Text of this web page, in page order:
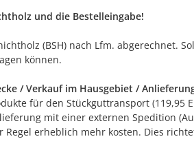
und die Bestelleingabe!
(BSH) nach Lfm. abgerechnet.
können.
/ Verkauf im Hausgebiet /
für den Stückguttransport
mit einer externen Spedition
Regel erheblich mehr kosten. Dies